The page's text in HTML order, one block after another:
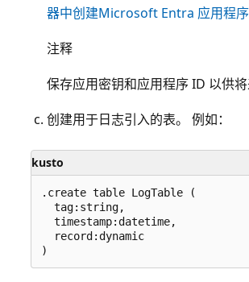
器中创建Microsoft Entra 应用程
注释
保存应用密钥和应用程序 ID 以供将
创建用于日志引入的表。 例如：
kusto
.create table LogTable (
  tag:string,
  timestamp:datetime,
  record:dynamic